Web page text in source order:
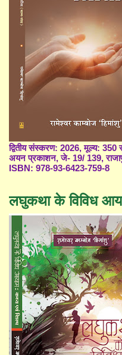
द्वितीय संस्करण: 2026, मूल्य:
अयन प्रकाशन, जे- 19/ 139,
ISBN: 978-93-6423-759-8
लघुकथा के विविध